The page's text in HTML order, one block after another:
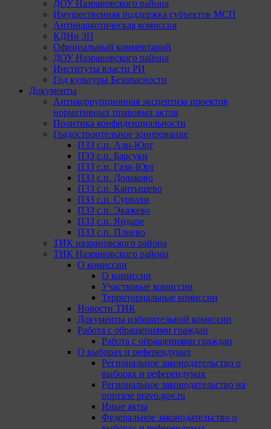
ДОУ Назрановского района
Имущественная поддержка субъектов МСП
Антинаркотическая комиссия
КДНи ЗП
Официальный комментарий
ДОУ Назрановского района
Институты власти РИ
Год культуры Безопасности
Документы
Антикоррупционная экспертиза проектов
нормативных правовых актов
Политика конфиденциальности
Градостроительное зонирование
ПЗЗ с.п. Али-Юрт
ПЗЗ с.п. Барсуки
ПЗЗ с.п. Гази-Юрт
ПЗЗ с.п. Долаково
ПЗЗ с.п. Кантышево
ПЗЗ с.п. Сурхахи
ПЗЗ с.п. Экажево
ПЗЗ с.п. Яндаре
ПЗЗ с.п. Плиево
ТИК назрановского района
ТИК Назрановского района
О комиссии
О комиссии
Участковые комиссии
Территориальные комиссии
Новости ТИК
Документы избирательной комиссии
Работа с обращениями граждан
Работа с обращениями граждан
О выборах и референдумах
Региональное законодательство о
выборах и референдумах
Региональное законодательство на
портале pravo.gov.ru
Иные акты
Федеральное законодательство о